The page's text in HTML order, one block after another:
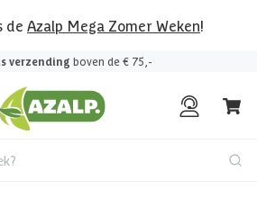
de Azalp Mega Zomer Weken!
verzending boven de € 75,-